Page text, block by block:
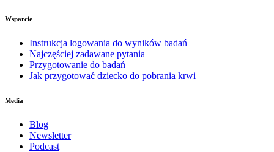
Wsparcie
Instrukcja logowania do wyników badań
Najczęściej zadawane pytania
Przygotowanie do badań
Jak przygotować dziecko do pobrania krwi
Media
Blog
Newsletter
Podcast